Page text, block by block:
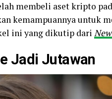
membeli aset kripto
kemampuannya untuk
ini yang dikutip dari
Jadi Jutawan